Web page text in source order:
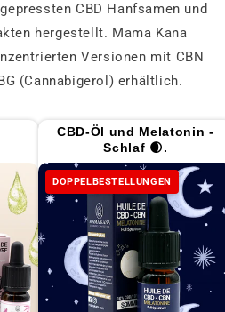
CBD Hanfsamen und
hergestellt. Mama Kana
Versionen mit CBN
(Cannabigerol) erhältlich.
CBD-Öl und Melatonin -
Schlaf 🌒.
DOPPELBESTELLUNGEN